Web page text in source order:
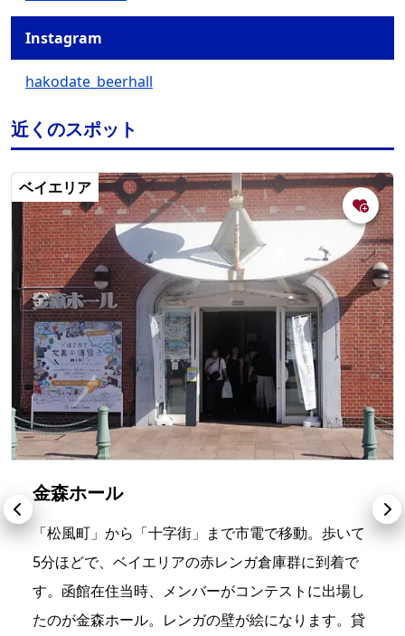
Instagram
hakodate_beerhall
近くのスポット
ベイエリア
金森ホール
「松風町」から「十字街」まで市電で移動。歩いて
5分ほどで、ベイエリアの赤レンガ倉庫群に到着で
す。函館在住当時、メンバーがコンテストに出場し
たのが金森ホール。レンガの壁が絵になります。貸